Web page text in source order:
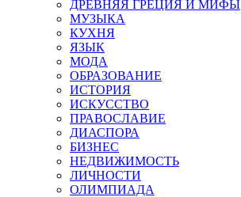
ДРЕВНЯЯ ГРЕЦИЯ И МИФЫ
МУЗЫКА
КУХНЯ
ЯЗЫК
МОДА
ОБРАЗОВАНИЕ
ИСТОРИЯ
ИСКУССТВО
ПРАВОСЛАВИЕ
ДИАСПОРА
БИЗНЕС
НЕДВИЖИМОСТЬ
ЛИЧНОСТИ
ОЛИМПИАДА